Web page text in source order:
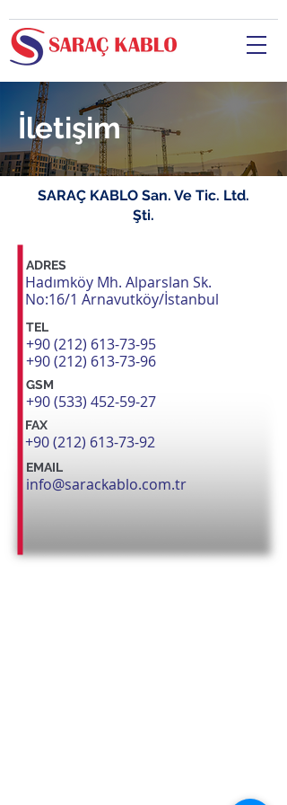
İletişim
SARAÇ KABLO San. Ve Tic. Ltd.
Şti.
ADRES
Hadımköy Mh. Alparslan Sk.
No:16/1 Arnavutköy/İstanbul
TEL
+90 (212) 613-73-95
+90 (212) 613-73-96
GSM
+90 (533) 452-59-27
FAX
+90 (212) 613-73-92
EMAIL
info@sarackablo.com.tr